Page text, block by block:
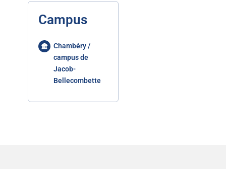
Campus
Chambéry /
campus de
Jacob-
Bellecombette